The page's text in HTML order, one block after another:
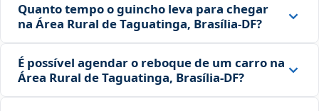
Quanto tempo o guincho leva para chegar
na Área Rural de Taguatinga, Brasília‑DF?
É possível agendar o reboque de um carro na
Área Rural de Taguatinga, Brasília‑DF?